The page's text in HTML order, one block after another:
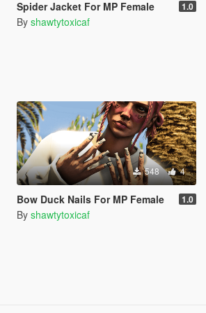
Spider Jacket For MP Female 1.0
By shawtytoxicaf
548 4
Bow Duck Nails For MP Female 1.0
By shawtytoxicaf